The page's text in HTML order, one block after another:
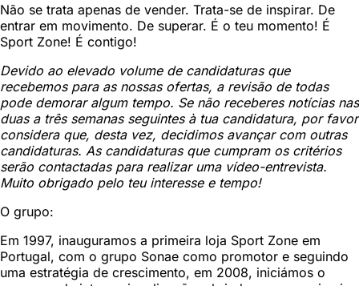
Não se trata apenas de vender. Trata-se de inspirar. De
entrar em movimento. De superar. É o teu momento! É
Sport Zone! É contigo!
Devido ao elevado volume de candidaturas que
recebemos para as nossas ofertas, a revisão de todas
pode demorar algum tempo. Se não receberes notícias nas
duas a três semanas seguintes à tua candidatura, por favor
considera que, desta vez, decidimos avançar com outras
candidaturas. As candidaturas que cumpram os critérios
serão contactadas para realizar uma vídeo-entrevista.
Muito obrigado pelo teu interesse e tempo!
O grupo:
Em 1997, inauguramos a primeira loja Sport Zone em
Portugal, com o grupo Sonae como promotor e seguindo
uma estratégia de crescimento, em 2008, iniciámos o